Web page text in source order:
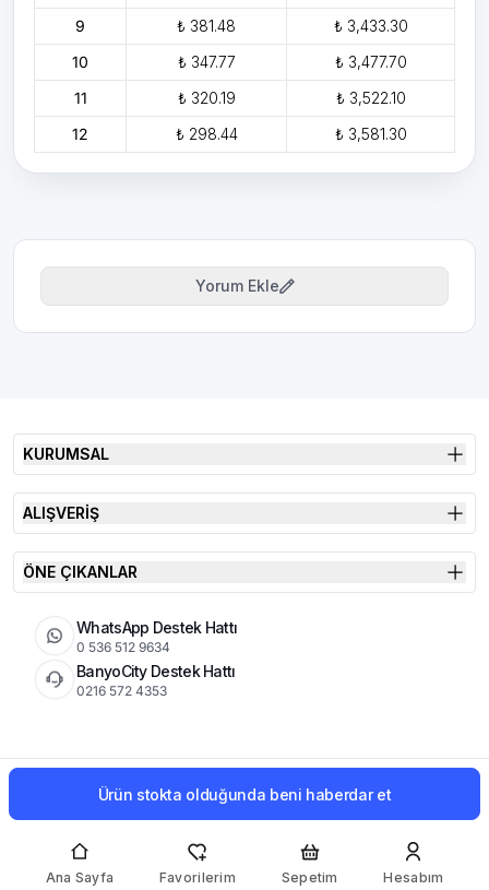
Ana Sayfa Favorilerim Sepetim Hesabım
Ürün stokta olduğunda beni haberdar et
9
₺ 381.48
₺ 3,433.30
10
₺ 347.77
₺ 3,477.70
11
₺ 320.19
₺ 3,522.10
12
₺ 298.44 ₺ 3,581.30
Yorum Ekle
KURUMSAL
ALIŞVERİŞ
ÖNE ÇIKANLAR
WhatsApp Destek Hattı
0 536 512 9634
BanyoCity Destek Hattı
0216 572 4353
© 2026 Şimşek Banyo & Seramik | Tüm Hakları Saklıdır